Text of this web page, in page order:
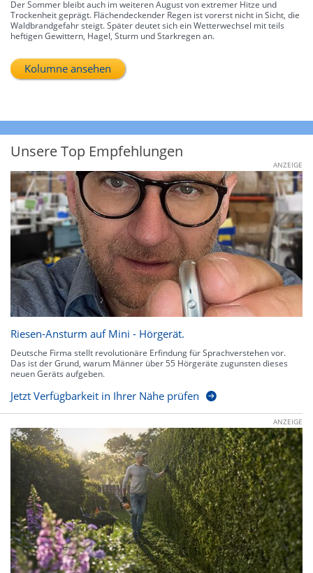
Der Sommer bleibt auch im weiteren August von extremer Hitze und
Trockenheit geprägt. Flächendeckender Regen ist vorerst nicht in Sicht, die
Waldbrandgefahr steigt. Später deutet sich ein Wetterwechsel mit teils
heftigen Gewittern, Hagel, Sturm und Starkregen an.
Kolumne ansehen
Unsere Top Empfehlungen
ANZEIGE
Riesen-Ansturm auf Mini - Hörgerät.
Deutsche Firma stellt revolutionäre Erfindung für Sprachverstehen vor.
Das ist der Grund, warum Männer über 55 Hörgeräte zugunsten dieses
neuen Geräts aufgeben.
Jetzt Verfügbarkeit in Ihrer Nähe prüfen
ANZEIGE